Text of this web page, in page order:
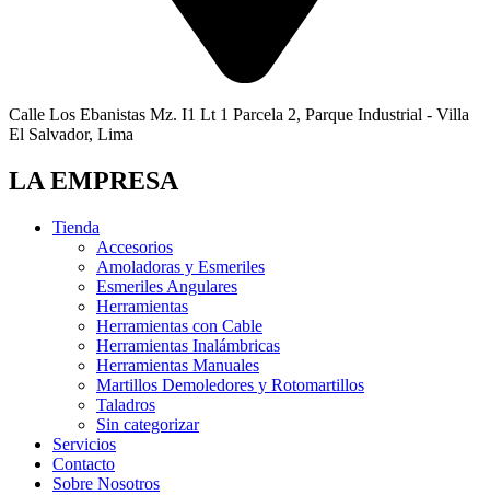
Calle Los Ebanistas Mz. I1 Lt 1 Parcela 2, Parque Industrial - Villa
El Salvador, Lima
LA EMPRESA
Tienda
Accesorios
Amoladoras y Esmeriles
Esmeriles Angulares
Herramientas
Herramientas con Cable
Herramientas Inalámbricas
Herramientas Manuales
Martillos Demoledores y Rotomartillos
Taladros
Sin categorizar
Servicios
Contacto
Sobre Nosotros